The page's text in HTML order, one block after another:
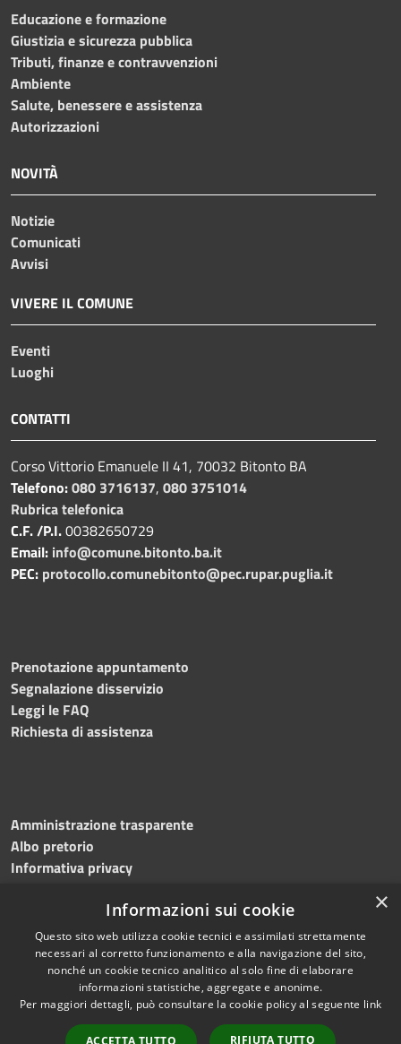
Educazione e formazione
Giustizia e sicurezza pubblica
Tributi, finanze e contravvenzioni
Ambiente
Salute, benessere e assistenza
Autorizzazioni
NOVITÀ
Notizie
Comunicati
Avvisi
VIVERE IL COMUNE
Eventi
Luoghi
CONTATTI
Corso Vittorio Emanuele II 41, 70032 Bitonto BA
Telefono:080 3716137, 080 3751014
Rubrica telefonica
C.F. /P.I.00382650729
Email: info@comune.bitonto.ba.it
PEC: protocollo.comunebitonto@pec.rupar.puglia.it
Prenotazione appuntamento
Segnalazione disservizio
Leggi le FAQ
Richiesta di assistenza
Amministrazione trasparente
Albo pretorio
Informativa privacy
Dichiarazione di accessibilità Meccanismo di feedback
RSS
Copyright © 2026 • Comune di
×
Informazioni sui cookie
Questo sito web utilizza cookie tecnici e assimilati strettamente
necessari al corretto funzionamento e alla navigazione del sito,
nonché un cookie tecnico analitico al solo fine di elaborare
informazioni statistiche, aggregate e anonime.
Per maggiori dettagli, può consultare la cookie policy al seguente link
ACCETTA TUTTO RIFIUTA TUTTO